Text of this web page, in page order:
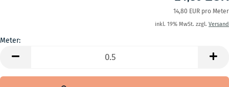
14,80 EUR pro Meter
inkl. 19% MwSt. zzgl. Versand
Meter: